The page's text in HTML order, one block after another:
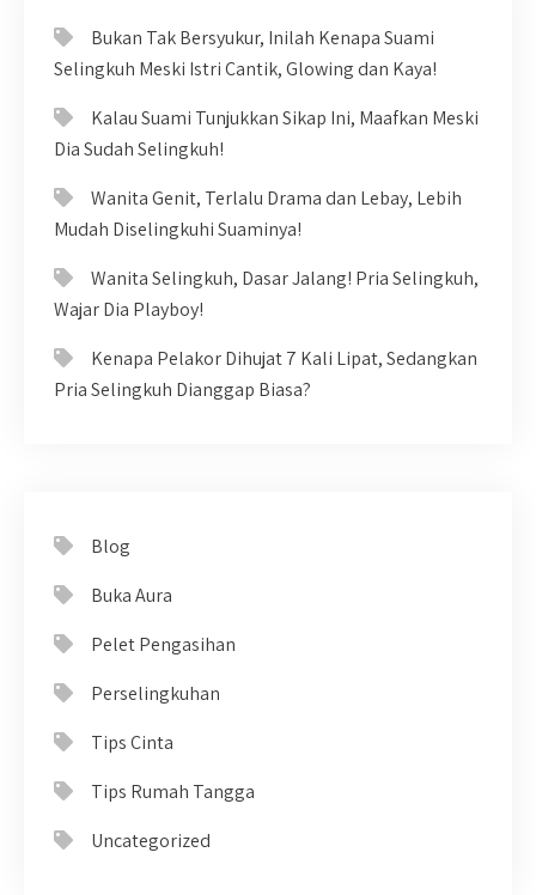
Bukan Tak Bersyukur, Inilah Kenapa Suami
Selingkuh Meski Istri Cantik, Glowing dan Kaya!
Kalau Suami Tunjukkan Sikap Ini, Maafkan Meski
Dia Sudah Selingkuh!
Wanita Genit, Terlalu Drama dan Lebay, Lebih
Mudah Diselingkuhi Suaminya!
Wanita Selingkuh, Dasar Jalang! Pria Selingkuh,
Wajar Dia Playboy!
Kenapa Pelakor Dihujat 7 Kali Lipat, Sedangkan
Pria Selingkuh Dianggap Biasa?
Blog
Buka Aura
Pelet Pengasihan
Perselingkuhan
Tips Cinta
Tips Rumah Tangga
Uncategorized